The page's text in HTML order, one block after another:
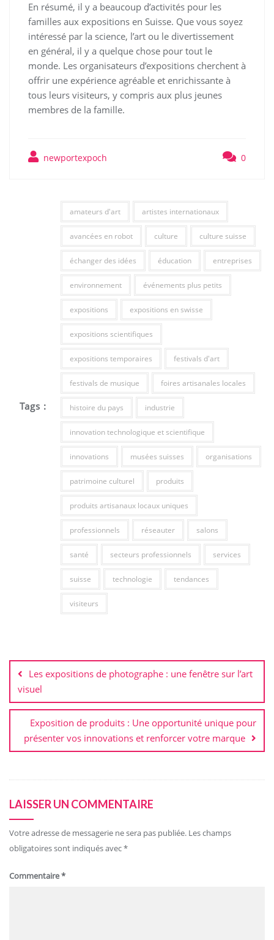
En résumé, il y a beaucoup d’activités pour les
familles aux expositions en Suisse. Que vous soyez
intéressé par la science, l’art ou le divertissement
en général, il y a quelque chose pour tout le
monde. Les organisateurs d’expositions cherchent à
offrir une expérience agréable et enrichissante à
tous leurs visiteurs, y compris aux plus jeunes
membres de la famille.
newportexpoch 0
Tags :
amateurs d'art artistes internationaux
avancées en robot culture culture suisse
échanger des idées éducation entreprises
environnement événements plus petits
expositions expositions en swisse
expositions scientifiques
expositions temporaires festivals d'art
festivals de musique foires artisanales locales
histoire du pays industrie
innovation technologique et scientifique
innovations musées suisses organisations
patrimoine culturel produits
produits artisanaux locaux uniques
professionnels réseauter salons
santé secteurs professionnels services
suisse technologie tendances
visiteurs
de
l’article
Les expositions de photographe : une fenêtre sur l’art
visuel
Exposition de produits : Une opportunité unique pour
présenter vos innovations et renforcer votre marque
LAISSER UN COMMENTAIRE
Votre adresse de messagerie ne sera pas publiée. Les champs
obligatoires sont indiqués avec*
Commentaire*